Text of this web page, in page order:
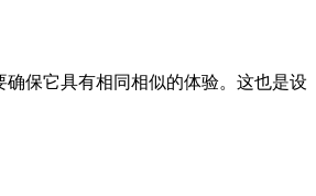
保它具有相同相似的体验。这也是设